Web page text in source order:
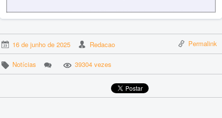
16 de junho de 2025 Redacao Permalink
Notícias 39304 vezes